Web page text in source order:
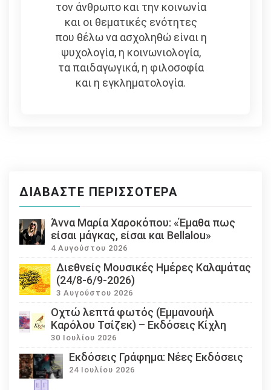
τον άνθρωπο και την κοινωνία
και οι θεματικές ενότητες
που θέλω να ασχοληθώ είναι η
ψυχολογία, η κοινωνιολογία,
τα παιδαγωγικά, η φιλοσοφία
και η εγκληματολογία.
ΔΙΑΒΆΣΤΕ ΠΕΡΙΣΣΌΤΕΡΑ
Άννα Μαρία Χαροκόπου: «Έμαθα πως
είσαι μάγκας, είσαι και Bellalou»
4 Αυγούστου 2026
Διεθνείς Μουσικές Ημέρες Καλαμάτας
(24/8-6/9-2026)
3 Αυγούστου 2026
Οχτώ λεπτά φωτός (Εμμανουήλ
Καρόλου Τσίζεκ) – Εκδόσεις Κίχλη
30 Ιουλίου 2026
Εκδόσεις Γράφημα: Νέες Εκδόσεις
24 Ιουλίου 2026